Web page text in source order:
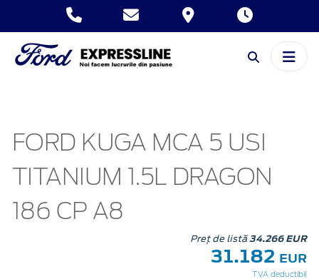
FORD KUGA MCA 5 USI
TITANIUM 1.5L DRAGON
186 CP A8
Preț de listă34.266 EUR
31.182 EUR
TVA deductibil